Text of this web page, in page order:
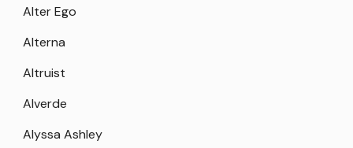
Alter Ego
Alterna
Altruist
Alverde
Alyssa Ashley